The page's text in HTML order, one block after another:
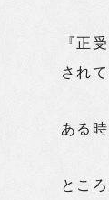
『正
され
ある
とこ